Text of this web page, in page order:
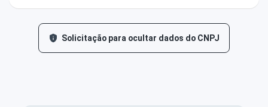
Solicitação para ocultar dados do CNPJ